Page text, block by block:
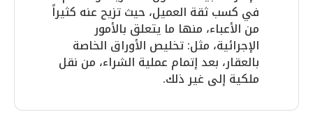
في كسب ثقة العميل، حيث تزيح عنه كثيراً
من الأعباء، منها ما يتعلق بالأمور
الإجرائية، مثل: تخليص الأوراق الخاصة
بالعقار، بعد إتمام عملية الشراء، من نقل
ملكية إلى غير ذلك.